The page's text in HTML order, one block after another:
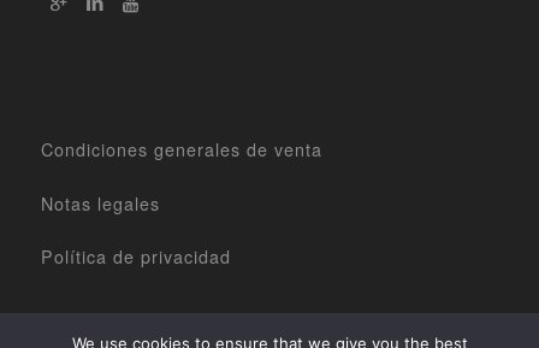
Condiciones generales de venta
Notas legales
Política de privacidad
We use cookies to ensure that we give you the best